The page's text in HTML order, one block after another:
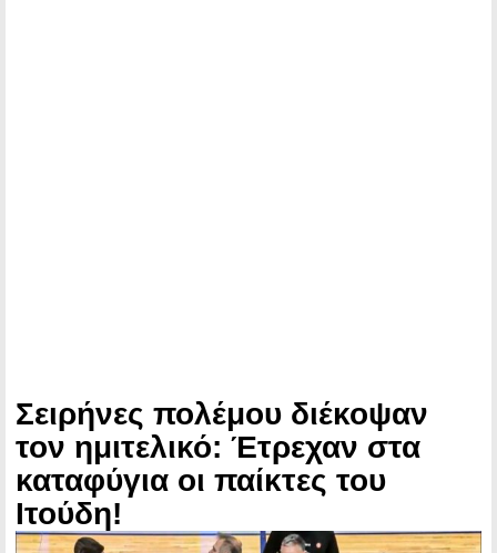
Σειρήνες πολέμου διέκοψαν
τον ημιτελικό: Έτρεχαν στα
καταφύγια οι παίκτες του
Ιτούδη!